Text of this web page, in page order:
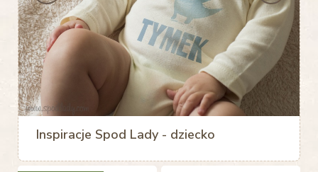
Inspiracje Spod Lady - dziecko